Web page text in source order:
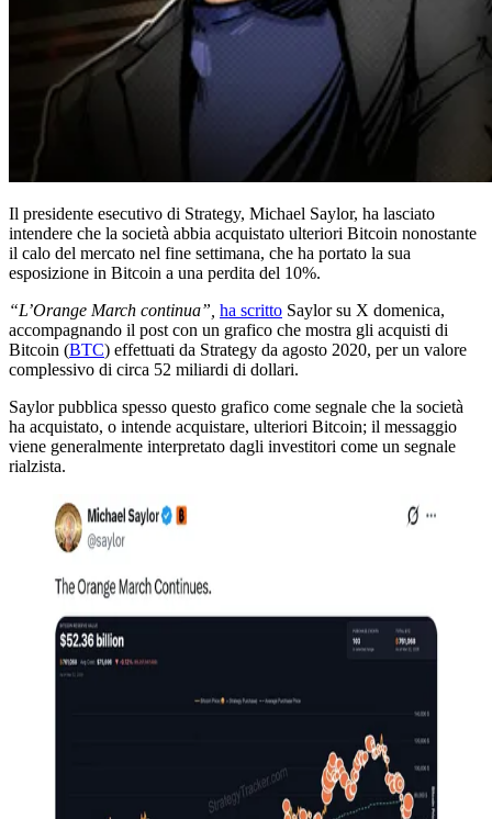
Il presidente esecutivo di Strategy, Michael Saylor, ha lasciato
intendere che la società abbia acquistato ulteriori Bitcoin nonostante
il calo del mercato nel fine settimana, che ha portato la sua
esposizione in Bitcoin a una perdita del 10%.
“L’Orange March continua”, ha scritto Saylor su X domenica,
accompagnando il post con un grafico che mostra gli acquisti di
Bitcoin (BTC) effettuati da Strategy da agosto 2020, per un valore
complessivo di circa 52 miliardi di dollari.
Saylor pubblica spesso questo grafico come segnale che la società
ha acquistato, o intende acquistare, ulteriori Bitcoin; il messaggio
viene generalmente interpretato dagli investitori come un segnale
rialzista.